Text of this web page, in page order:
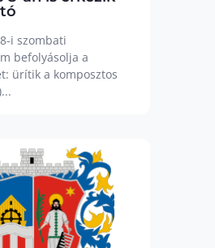
i szombati
befolyásolja a
ürítik a komposztos